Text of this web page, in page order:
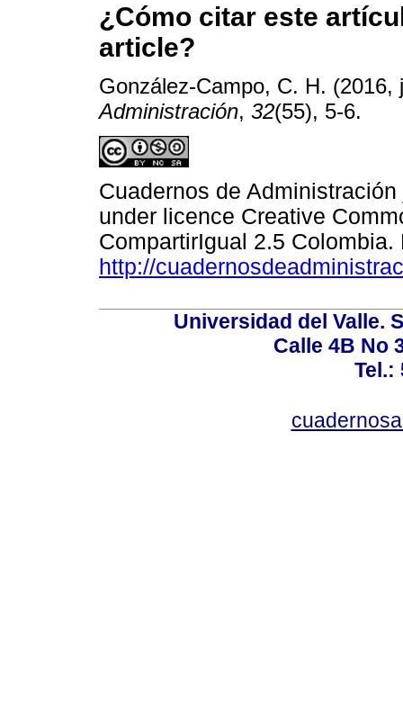
¿Cómo citar este
article?
González-Campo, C. H.
Administración, 32(55), 5-6.
Cuadernos de
under licence Creative
CompartirIgual 2.5 Colombia.
http://
Universidad del Valle.
Calle 4B No
Tel.: